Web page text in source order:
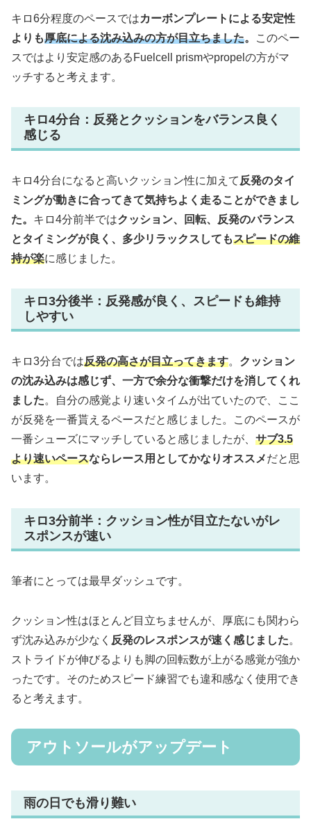
キロ6分程度のペースではカーボンプレートによる安定性
よりも厚底による沈み込みの方が目立ちました。
このペー
スではより安定感のあるFuelcell prismやpropelの方がマ
ッチすると考えます。
キロ4分台：反発とクッションをバランス良く
感じる
キロ4分台になると高いクッション性に加えて 反発のタイ
ミングが動きに合ってきて気持ちよく走ることができまし
た。 キロ4分前半ではクッション、回転、反発のバランス
とタイミングが良く、多少リラックスしてもスピードの維
持が楽に感じました。
キロ3分後半：反発感が良く、スピードも維持
しやすい
キロ3分台では反発の高さが目立ってきます。 クッション
の沈み込みは感じず、一方で余分な衝撃だけを消してくれ
ました。自分の感覚より速いタイムが出ていたので、ここ
が反発を一番貰えるペースだと感じました。このペースが
一番シューズにマッチしていると感じましたが、 サブ3.5
より速いペースならレース用としてかなりオススメだと思
います。
キロ3分前半：クッション性が目立たないがレ
スポンスが速い
筆者にとっては最早ダッシュです。
クッション性はほとんど目立ちませんが、厚底にも関わら
ず沈み込みが少なく 反発のレスポンスが速く感じました。
ストライドが伸びるよりも脚の回転数が上がる感覚が強か
ったです。そのためスピード練習でも違和感なく使用でき
ると考えます。
アウトソールがアップデート
雨の日でも滑り難い